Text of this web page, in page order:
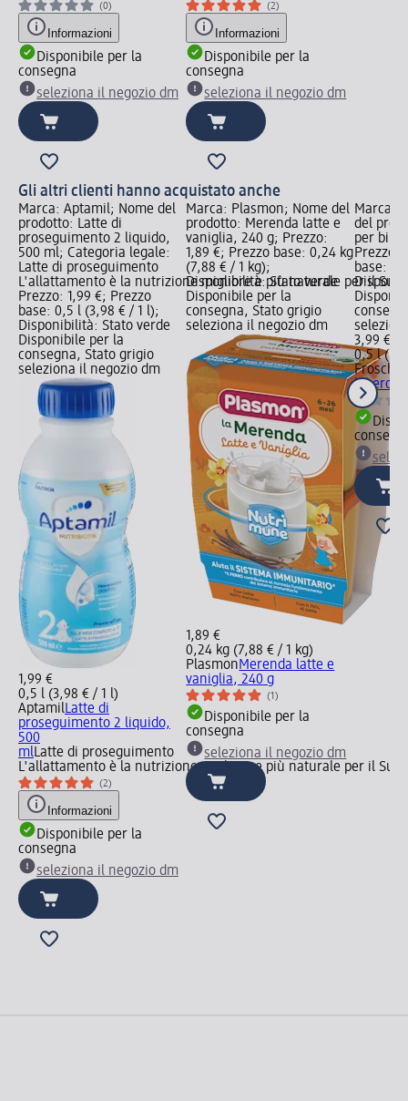
(0)
Informazioni
Disponibile per la
consegna
seleziona il negozio dm
(2)
Informazioni
Disponibile per la
consegna
seleziona il negozio dm
Gli altri clienti hanno acquistato anche
Marca: Aptamil; Nome del
prodotto: Latte di
proseguimento 2 liquido,
500 ml; Categoria legale:
Latte di proseguimento
L'allattamento è la nutrizione migliore e più naturale per il Suo
Prezzo: 1,99 €; Prezzo
base: 0,5 l (3,98 € / 1 l);
Disponibilità: Stato verde
Disponibile per la
consegna, Stato grigio
seleziona il negozio dm
1,99 €
0,5 l (3,98 € / 1 l)
AptamilLatte di
proseguimento 2 liquido,
500
mlLatte di proseguimento
L'allattamento è la nutrizione migliore e più naturale per il Suo
(2)
Informazioni
Disponibile per la
consegna
seleziona il negozio dm
Marca: Plasmon; Nome del
prodotto: Merenda latte e
vaniglia, 240 g; Prezzo:
1,89 €; Prezzo base: 0,24 kg
(7,88 € / 1 kg);
Disponibilità: Stato verde
Disponibile per la
consegna, Stato grigio
seleziona il negozio dm
1,89 €
0,24 kg (7,88 € / 1 kg)
PlasmonMerenda latte e
vaniglia, 240 g
(1)
Disponibile per la
consegna
seleziona il negozio dm
Marca:
del
per
Prezzo:
base:
3,99 €
0,5 l
Frosch
biberon,